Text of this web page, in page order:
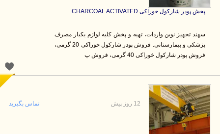
پخش پودر شارکول خوراکی CHARCOAL ACTIVATED
سهند تجهیز نوین واردات، تهیه و پخش کلیه لوازم یکبار مصرف
پزشکی و بیمارستانی. فروش پودر شارکول خوراکی 20 گرمی،
فروش پودر شارکول خوراکی 40 گرمی، فروش پ
12 روز پیش تماس بگیرید